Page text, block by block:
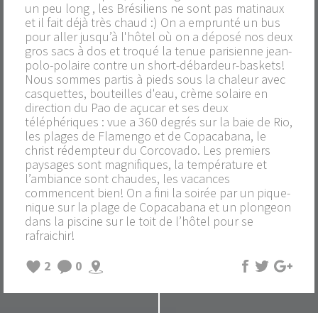
un peu long , les Brésiliens ne sont pas matinaux
et il fait déjà très chaud :) On a emprunté un bus
pour aller jusqu’à l'hôtel où on a déposé nos deux
gros sacs à dos et troqué la tenue parisienne jean-
polo-polaire contre un short-débardeur-baskets!
Nous sommes partis à pieds sous la chaleur avec
casquettes, bouteilles d'eau, crème solaire en
direction du Pao de açucar et ses deux
téléphériques : vue a 360 degrés sur la baie de Rio,
les plages de Flamengo et de Copacabana, le
christ rédempteur du Corcovado. Les premiers
paysages sont magnifiques, la température et
l’ambiance sont chaudes, les vacances
commencent bien! On a fini la soirée par un pique-
nique sur la plage de Copacabana et un plongeon
dans la piscine sur le toit de l’hôtel pour se
rafraichir!
2
0